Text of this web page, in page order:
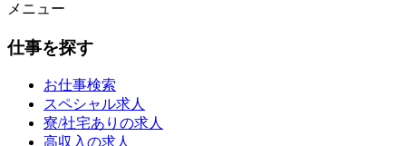
メニュー
仕事を探す
お仕事検索
スペシャル求人
寮/社宅ありの求人
高収入の求人